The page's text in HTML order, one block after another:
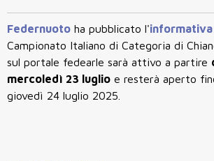
Federnuoto ha pubblicato l'informativa
Campionato Italiano di Categoria di
sul portale fedearle sarà attivo a partire
mercoledì 23 luglio e resterà aperto
giovedì 24 luglio 2025.